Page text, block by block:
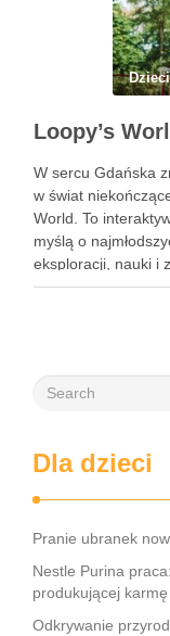
Dzieci
W sercu Gdańska
w świat
World. To
myślą o
eksploracji, nauki i
strefy, Loopy’s
Dla dzieci
Pranie ubranek
Nestle Purina
produkującej
Odkrywanie